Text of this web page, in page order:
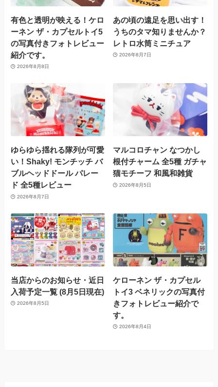
有色と透明が映える！ケロ
ーネン ザ・カプセルトイ5
の写真付きフォトレビュー
紹介です。
2026年8月8日
あの頃の遠足を思い出す！
うちのタマ知りませんか？
レトロ水筒ミニチュア
2026年8月7日
ゆらゆら揺れる隊列が可愛
い！Shaky! モンチッチ バ
ブルヘッドドール パレー
ド 全5種レビュー
2026年8月7日
マルコロチャン なつかし
根付チャーム 全5種 ガチャ
猫モチーフ 和風和雑貨
2026年8月5日
当店からのお知らせ・近日
入荷予定一覧 (8月5日現在)
2026年8月5日
ケローネン ザ・カプセル
トイ3 ベネリックの写真付
きフォトレビュー紹介で
す。
2026年8月4日